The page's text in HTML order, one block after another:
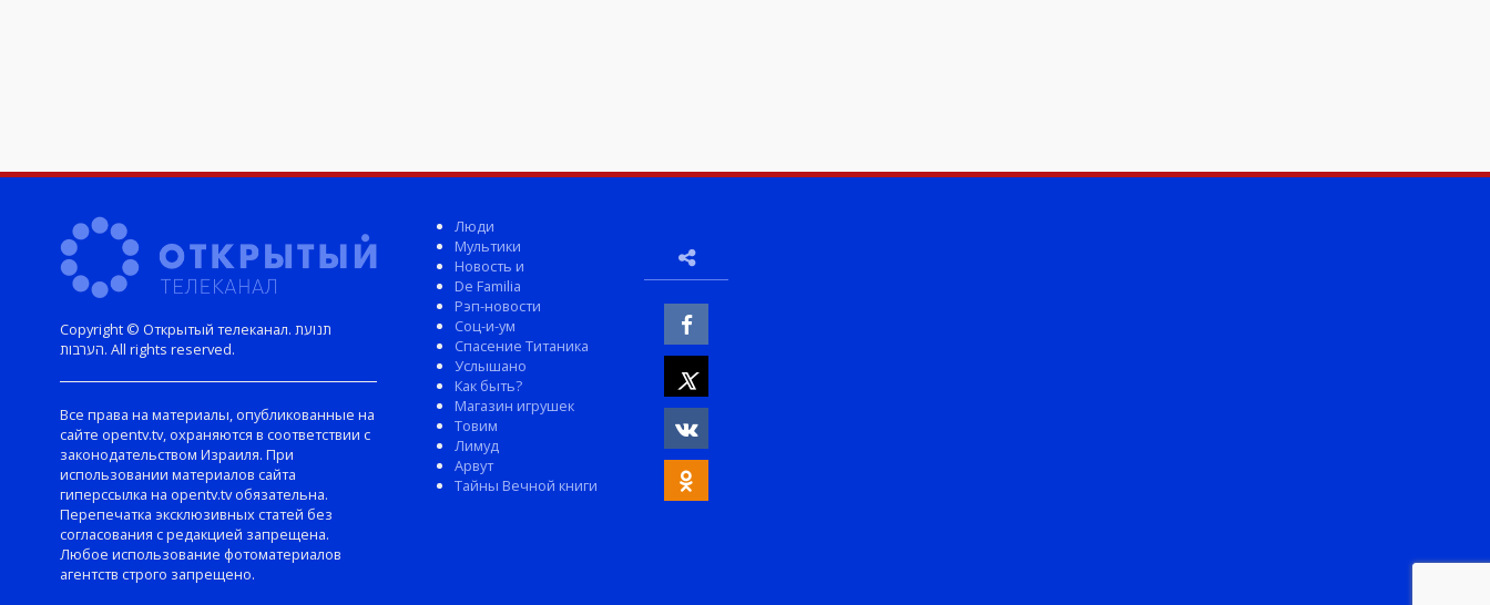
Copyright © Открытый телеканал. תנועת
הערבות. All rights reserved.
Все права на материалы, опубликованные на
сайте opentv.tv, охраняются в соответствии с
законодательством Израиля. При
использовании материалов сайта
гиперссылка на opentv.tv обязательна.
Перепечатка эксклюзивных статей без
согласования с редакцией запрещена.
Любое использование фотоматериалов
агентств строго запрещено.
Люди
Мультики
Новость и
De Familia
Рэп-новости
Соц-и-ум
Спасение Титаника
Услышано
Как быть?
Магазин игрушек
Товим
Лимуд
Арвут
Тайны Вечной книги